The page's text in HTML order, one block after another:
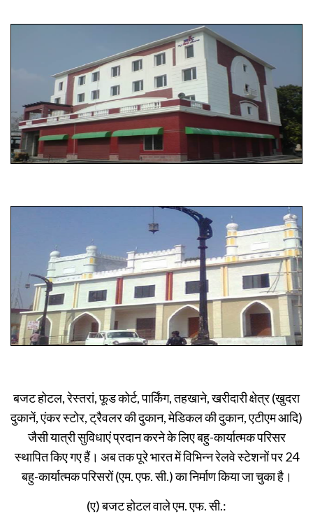
बजट होटल, रेस्तरां, फूड कोर्ट, पार्किंग, तहखाने, खरीदारी क्षेत्र (खुदरा
दुकानें, एंकर स्टोर, ट्रैवलर की दुकान, मेडिकल की दुकान, एटीएम आदि)
जैसी यात्री सुविधाएं प्रदान करने के लिए बहु-कार्यात्मक परिसर
स्थापित किए गए हैं। अब तक पूरे भारत में विभिन्न रेलवे स्टेशनों पर 24
बहु-कार्यात्मक परिसरों (एम. एफ. सी.) का निर्माण किया जा चुका है।
(ए) बजट होटल वाले एम. एफ. सी.: